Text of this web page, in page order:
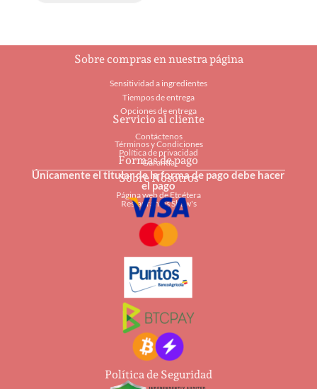
Sobre compras en nuestra página
Sensitividad a ingredientes
Tiempos de entrega
Opciones de entrega
Servicio al cliente
Contáctenos
Términos y Condiciones
Política de privacidad
Garantía
Sobre Nosotros
Página web de Etcétera
Restaurantes Shaw's
Formas de pago
Únicamente el titular de la forma de pago debe hacer
el pago
Política de Seguridad